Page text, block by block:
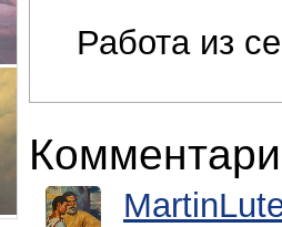
Работа из